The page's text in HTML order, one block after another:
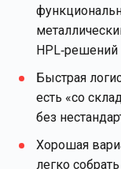
HPL‑решений
Быстрая
есть «со
без
Хорошая
легко